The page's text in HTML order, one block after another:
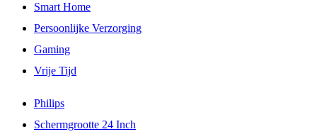
Smart Home
Persoonlijke Verzorging
Gaming
Vrije Tijd
Philips
Schermgrootte 24 Inch